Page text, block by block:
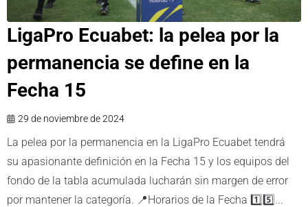
LigaPro Ecuabet: la pelea por la
permanencia se define en la
Fecha 15
29 de noviembre de 2024
La pelea por la permanencia en la LigaPro Ecuabet tendrá
su apasionante definición en la Fecha 15 y los equipos del
fondo de la tabla acumulada lucharán sin margen de error
por mantener la categoría. 📍Horarios de la Fecha 1️⃣5️⃣...